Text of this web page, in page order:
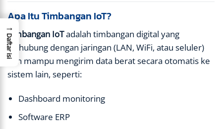
Apa Itu Timbangan IoT?
Timbangan IoTadalah timbangan digital yang
terhubung dengan jaringan (LAN, WiFi, atau seluler)
dan mampu mengirim data berat secara otomatis ke
sistem lain, seperti:
Dashboard monitoring
Software ERP
→
Daftar isi